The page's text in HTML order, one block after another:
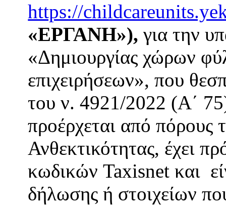
https://
«ΕΡΓΑΝΗ»),για την
«Δημιουργίας χώρων
επιχειρήσεων», που
του ν. 4921/2022 (Α΄
προέρχεται από πόρους
Ανθεκτικότητας, έχει
κωδικών Taxisnet και
δήλωσης ή στοιχείων